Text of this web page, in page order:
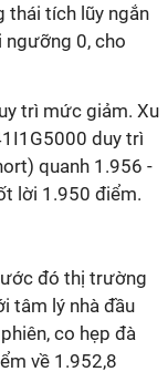
thái tích lũy ngắn
ngưỡng 0, cho
trì mức giảm. Xu
duy trì
quanh 1.956 -
lời 1.950 điểm.
đó thị trường
tâm lý nhà đầu
co hẹp đà
về 1.952,8